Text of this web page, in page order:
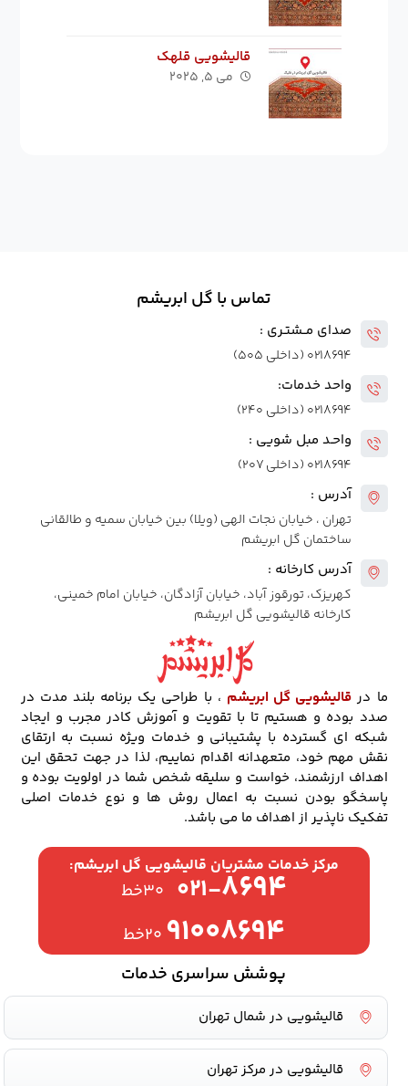
قالیشویی قلهک
می ۵, ۲۰۲۵
تماس با گل ابریشم
صدای مــشتـری :
۰۲۱۸۶۹۴ (داخلی ۵۰۵)
واحد خدمات:
۰۲۱۸۶۹۴ (داخلی ۲۴۰)
واحـد مبل شویی :
۰۲۱۸۶۹۴ (داخلی ۲۰۷)
آدرس :
تهران ، خیابان نجات الهی (ویلا) بین خیابان سمیه و طالقانی
ساختمان گل ابریشم
آدرس کارخانه :
کهریزک، تورقوز آباد، خیابان آزادگان، خیابان امام خمینی،
کارخانه قالیشویی گل ابریشم
ما در قالیشویی گل ابریشم ، با طراحی یک برنامه بلند مدت در
صدد بوده و هستیم تا با تقویت و آموزش کادر مجرب و ایجاد
شبکه ای گسترده با پشتیبانی و خدمات ویژه نسبت به ارتقای
نقش مهم خود، متعهدانه اقدام نماییم، لذا در جهت تحقق این
اهداف ارزشمند، خواست و سلیقه شخص شما در اولویت بوده و
پاسخگو بودن نسبت به اعمال روش ها و نوع خدمات اصلی
تفکیک ناپذیر از اهداف ما می باشد.
مرکز خدمات مشتریان قالیشویی گل ابریشم:
۰۲۱-۸۶۹۴ ۳۰خط
۹۱۰۰۸۶۹۴ ۲۰خط
پوشش سراسری خدمات
قالیشویی در شمال تهران
قالیشویی در مرکز تهران